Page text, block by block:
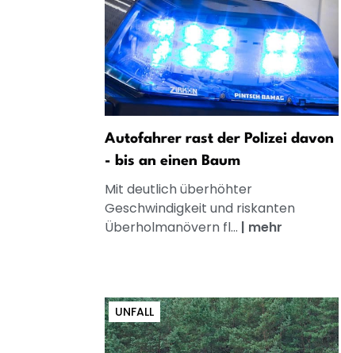
Autofahrer rast der Polizei davon
- bis an einen Baum
Mit deutlich überhöhter
Geschwindigkeit und riskanten
Überholmanövern fl... | mehr
UNFALL